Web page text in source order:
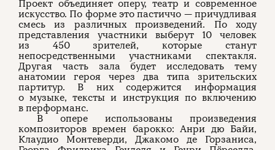
Проект объединяет оперу, театр и современное
искусство. По форме это пастиччо — причудливая
смесь из различных произведений. По ходу
представления участники выберут 10 человек
из 450 зрителей, которые станут
непосредственными участниками спектакля.
Другая часть зала будет исследовать тему
анатомии героя через два типа зрительских
партитур. В них содержится информация
о музыке, тексты и инструкция по включению
в перформанс.
В опере использованы произведения
композиторов времен барокко: Анри дю Байи,
Клаудио Монтеверди, Джакомо де Горзаниса,